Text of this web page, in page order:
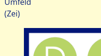
Umfeld
(Zei)